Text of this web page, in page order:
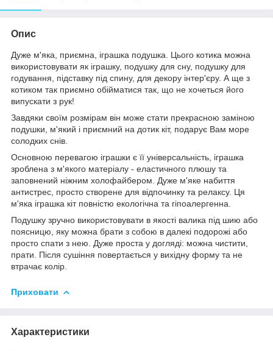
Опис
Дуже м'яка, приємна, іграшка подушка. Цього котика можна
використовувати як іграшку, подушку для сну, подушку для
годування, підставку під спину, для декору інтер'єру. А ще з
котиком так приємно обійматися так, що не хочеться його
випускати з рук!
Завдяки своїм розмірам він може стати прекрасною заміною
подушки, м'який і приємний на дотик кіт, подарує Вам море
солодких снів.
Основною перевагою іграшки є її універсальність, іграшка
зроблена з м'якого матеріалу - еластичного плюшу та
заповнений ніжним холофайбером. Дуже м'яке набиття
антистрес, просто створене для відпочинку та релаксу. Ця
м'яка іграшка кіт повністю екологічна та гіпоалергенна.
Подушку зручно використовувати в якості валика під шию або
поясницю, яку можна брати з собою в далекі подорожі або
просто спати з нею. Дуже проста у догляді: можна чистити,
прати. Після сушіння повертається у вихідну форму та не
втрачає колір.
Приховати
Характеристики